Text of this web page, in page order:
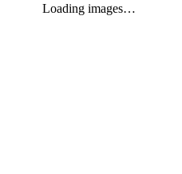
Loading images…